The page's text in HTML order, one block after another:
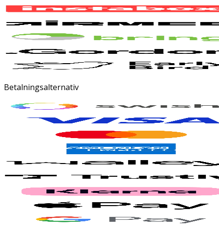
Betalningsalternativ